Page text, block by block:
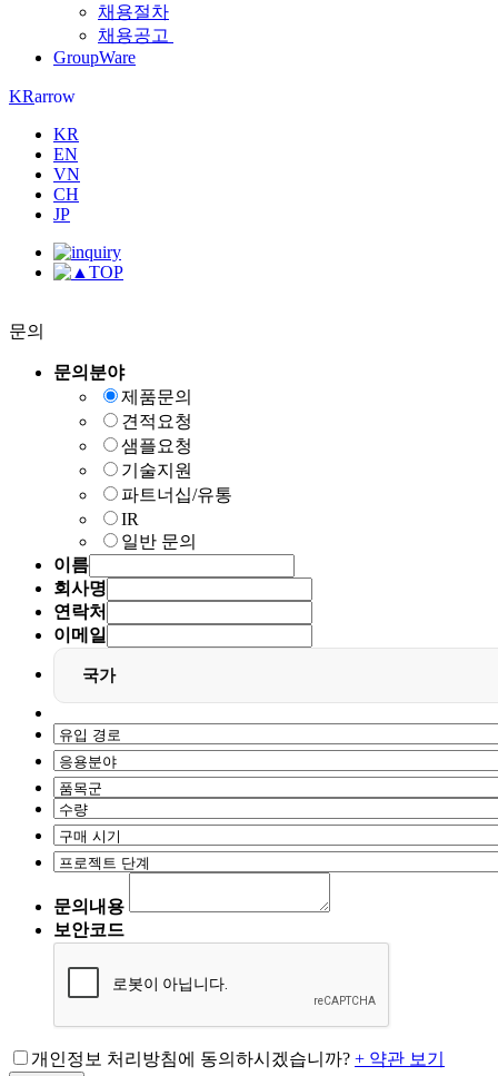
채용절차
채용공고
GroupWare
KRarrow
KR
EN
VN
CH
JP
TOP
문의
문의분야
제품문의
견적요청
샘플요청
기술지원
파트너십/유통
IR
일반 문의
이름
회사명
연락처
이메일
국가
문의내용
보안코드
개인정보 처리방침에 동의하시겠습니까? + 약관 보기